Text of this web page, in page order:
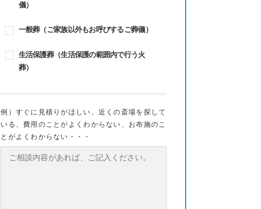
儀）
一般葬（ご家族以外もお呼びするご葬儀）
生活保護葬（生活保護の範囲内で行う火
葬）
例）すぐに見積りがほしい、近くの斎場を探して
いる、費用のことがよくわからない、お布施のこ
とがよくわからない・・・